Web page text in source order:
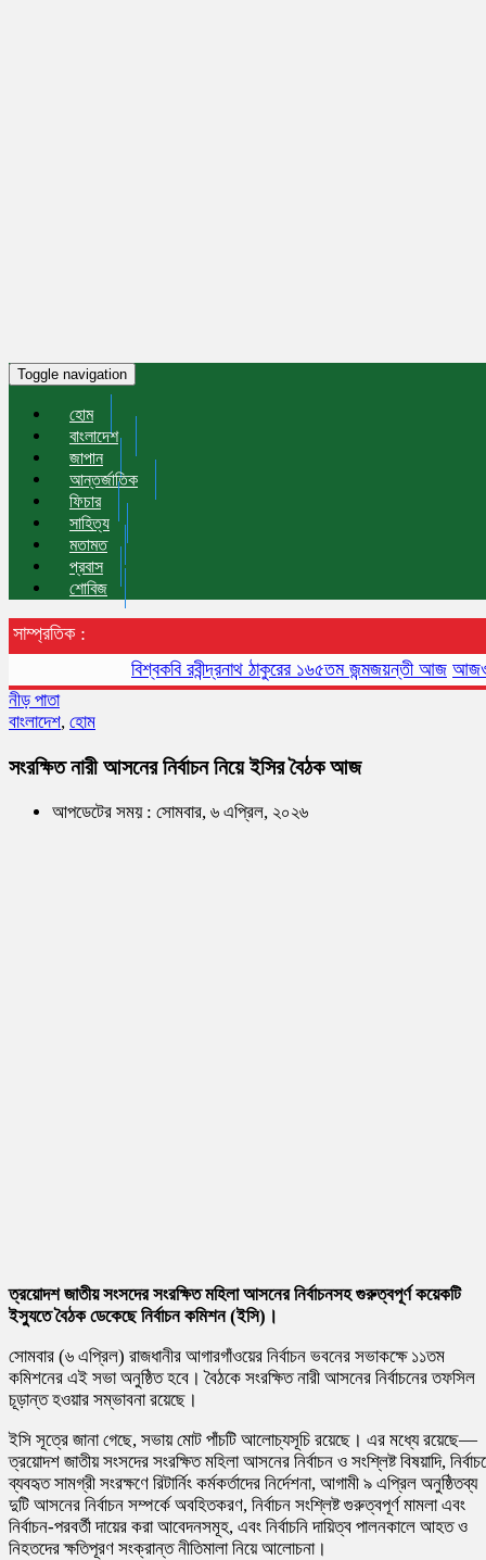
Toggle navigation
হোম
বাংলাদেশ
জাপান
আন্তর্জাতিক
ফিচার
সাহিত্য
মতামত
প্রবাস
শোবিজ
সাম্প্রতিক :
বিশ্বকবি রবীন্দ্রনাথ ঠাকুরের ১৬৫তম জন্মজয়ন্তী আজ আজও
নীড় পাতা
বাংলাদেশ, হোম
সংরক্ষিত নারী আসনের নির্বাচন নিয়ে ইসির বৈঠক আজ
আপডেটের সময় : সোমবার, ৬ এপ্রিল, ২০২৬
ত্রয়োদশ জাতীয় সংসদের সংরক্ষিত মহিলা আসনের নির্বাচনসহ গুরুত্বপূর্ণ কয়েকটি
ইস্যুতে বৈঠক ডেকেছে নির্বাচন কমিশন (ইসি)।
সোমবার (৬ এপ্রিল) রাজধানীর আগারগাঁওয়ের নির্বাচন ভবনের সভাকক্ষে ১১তম
কমিশনের এই সভা অনুষ্ঠিত হবে। বৈঠকে সংরক্ষিত নারী আসনের নির্বাচনের তফসিল
চূড়ান্ত হওয়ার সম্ভাবনা রয়েছে।
ইসি সূত্রে জানা গেছে, সভায় মোট পাঁচটি আলোচ্যসূচি রয়েছে। এর মধ্যে রয়েছে—
ত্রয়োদশ জাতীয় সংসদের সংরক্ষিত মহিলা আসনের নির্বাচন ও সংশ্লিষ্ট বিষয়াদি,
ব্যবহৃত সামগ্রী সংরক্ষণে রিটার্নিং কর্মকর্তাদের নির্দেশনা, আগামী ৯ এপ্রিল অনুষ্ঠিতব্য
দুটি আসনের নির্বাচন সম্পর্কে অবহিতকরণ, নির্বাচন সংশ্লিষ্ট গুরুত্বপূর্ণ মামলা এবং
নির্বাচন-পরবর্তী দায়ের করা আবেদনসমূহ, এবং নির্বাচনি দায়িত্ব পালনকালে আহত ও
নিহতদের ক্ষতিপূরণ সংক্রান্ত নীতিমালা নিয়ে আলোচনা।